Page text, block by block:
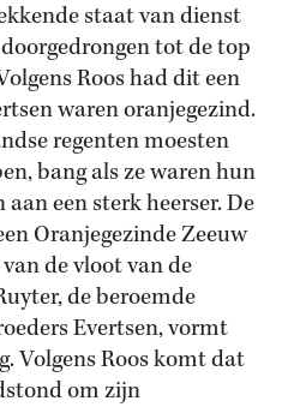
staat van dienst
tot de top
Roos had dit een
waren oranjegezind.
regenten moesten
bang als ze waren hun
een sterk heerser. De
Oranjegezinde Zeeuw
de vloot van de
de beroemde
Evertsen, vormt
Volgens Roos komt dat
om zijn